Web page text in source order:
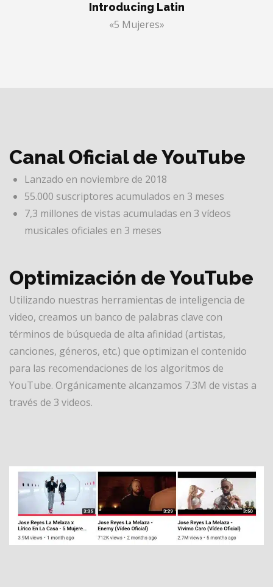
Introducing Latin
«5 Mujeres»
Canal Oficial de YouTube
Lanzado en noviembre de 2018
55.000 suscriptores acumulados en 3 meses
7,3 millones de vistas acumuladas en 3 vídeos
musicales oficiales en 3 meses
Optimización de YouTube
Utilizando nuestras herramientas de inteligencia de
video, creamos un banco de palabras clave con
términos de búsqueda de alta afinidad (artistas,
canciones, géneros, etc.) que optimizan el contenido
para las recomendaciones de los algoritmos de
YouTube. Orgánicamente alcanzamos 7.3M de vistas a
través de 3 videos.